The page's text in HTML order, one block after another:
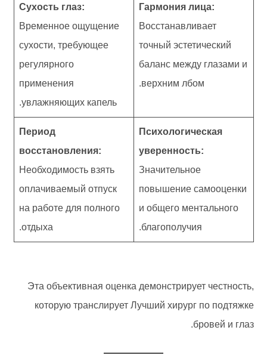
Гармония лица:
Восстанавливает
точный эстетический
баланс между глазами и
верхним лбом.
Сухость глаз:
Временное ощущение
сухости, требующее
регулярного
применения
увлажняющих капель.
Психологическая
уверенность:
Значительное
повышение самооценки
и общего ментального
благополучия.
Период
восстановления:
Необходимость взять
оплачиваемый отпуск
на работе для полного
отдыха.
Эта объективная оценка демонстрирует честность,
которую транслирует Лучший хирург по подтяжке
бровей и глаз.